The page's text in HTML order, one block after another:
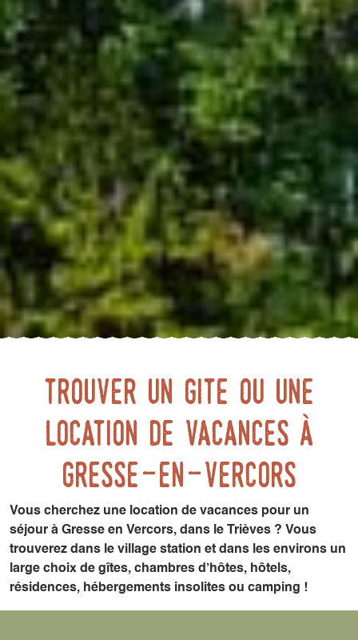
trouver un gite ou une
location de vacances à
gresse-en-vercors
Vous cherchez une location de vacances pour un
séjour à Gresse en Vercors, dans le Trièves ? Vous
trouverez dans le village station et dans les environs un
large choix de gîtes, chambres d’hôtes, hôtels,
résidences, hébergements insolites ou camping !